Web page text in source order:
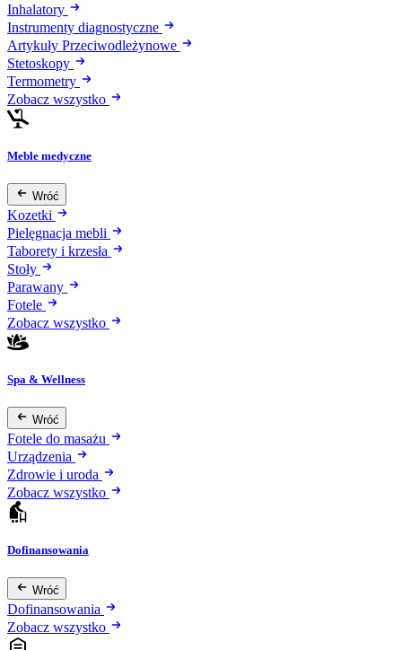
Inhalatory
Instrumenty diagnostyczne
Artykuły Przeciwodleżynowe
Stetoskopy
Termometry
Zobacz wszystko
Meble medyczne
Wróć
Kozetki
Pielęgnacja mebli
Taborety i krzesła
Stoły
Parawany
Fotele
Zobacz wszystko
Spa & Wellness
Wróć
Fotele do masażu
Urządzenia
Zdrowie i uroda
Zobacz wszystko
Dofinansowania
Wróć
Dofinansowania
Zobacz wszystko